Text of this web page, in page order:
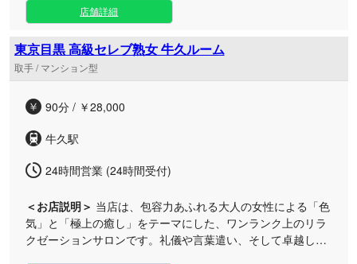
喧騒を忘れさせる広々としたラグジュアリーな空間で、極上
の安らぎを心ゆくまでお楽しみいただけるリラクゼーション
サロンです。高級店にふさわしいおもてなしを心がけながら
も、お客様に寄り添い、ご利用いただきやすい価格設定で特
別な時間をご提供しております。 施術の際には、事前のカウ
とりのコンディションに合わせた最適なトリートメントを実
客様の心と身体の双方を満たす「本物の癒し」をお約束いた
します。 卓越した技術とホスピタリティを持つセラピストが
担当する当店自慢の90分コースは、深いリラクゼーションを
間・年中無休で営業しておりますので、お疲れを感じたらい
つでもご予約いただけます。美しく寛容なセラピストたちと
共に、皆様のご来店を心よりお待ち申し上げております。
店舗詳細
東京目黒 高級セレブ熟女 牛久ルーム
取手 / マンション型
90分 / ￥28,000
牛久駅
24時間営業 (24時間受付)
＜お店説明＞ 当店は、包容力あふれる大人の女性による「色
気」と「極上の癒し」をテーマにした、ワンランク上のリラ
クゼーションサロンです。礼儀や言葉遣い、そして卓越した